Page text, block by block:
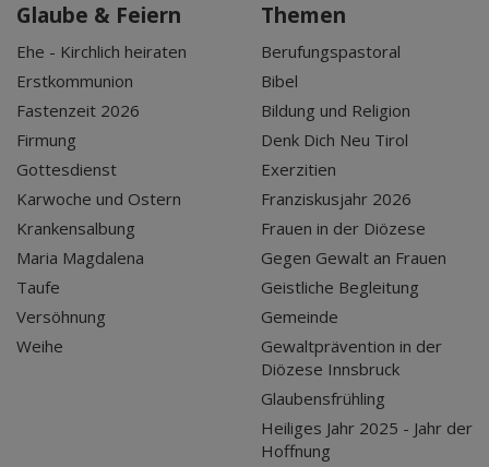
Glaube & Feiern
Ehe - Kirchlich heiraten
Erstkommunion
Fastenzeit 2026
Firmung
Gottesdienst
Karwoche und Ostern
Krankensalbung
Maria Magdalena
Taufe
Versöhnung
Weihe
Themen
Berufungspastoral
Bibel
Bildung und Religion
Denk Dich Neu Tirol
Exerzitien
Franziskusjahr 2026
Frauen in der Diözese
Gegen Gewalt an Frauen
Geistliche Begleitung
Gemeinde
Gewaltprävention in der
Diözese Innsbruck
Glaubensfrühling
Heiliges Jahr 2025 - Jahr der
Hoffnung